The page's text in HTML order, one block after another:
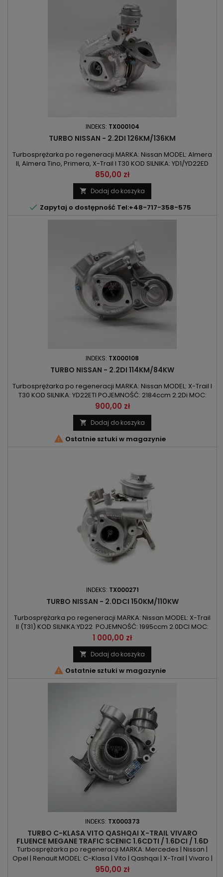
INDEKS: TX000104
TURBO NISSAN - 2.2DI 126KM/136KM
Turbosprężarka po regeneracji MARKA: Nissan MODEL: Almera
II, Almera Tino, Primera, X-Trail I T30 KOD SILNIKA: YD1/YD22ED
POJEMNOŚĆ: 2184ccm 2.2Di MOC: 92kW/126KM / 100kW/136KM
ROK PRODUKCJI: Od 2000r
Cena
850,00 zł
 Dodaj do koszyka
 Zapytaj o dostępność Tel:+48-717-358-575
INDEKS: TX000108
TURBO NISSAN - 2.2DI 114KM/84KW
Turbosprężarka po regeneracji MARKA: Nissan MODEL: X-Trail I
T30 KOD SILNIKA: YD22ETI POJEMNOŚĆ: 2184ccm 2.2Di MOC:
84kW/114KM ROK PRODUKCJI: Od 2001r
Cena
900,00 zł
 Dodaj do koszyka
 Ostatnie sztuki w magazynie
INDEKS: TX000271
TURBO NISSAN - 2.0DCI 150KM/110KW
Turbosprężarka po regeneracji MARKA: Nissan MODEL: X-Trail
II (T31) KOD SILNIKA:YD22 POJEMNOŚĆ: 1995ccm 2.0DCI MOC:
110kW/150KM ROK PRODUKCJI: od 2007r
Cena
1 000,00 zł
 Dodaj do koszyka
 Ostatnie sztuki w magazynie
INDEKS: TX000373
TURBO C-KLASA VITO QASHQAI X-TRAIL VIVARO
FLUENCE MEGANE TRAFIC SCENIC 1.6CDTI / 1.6DCI / 1.6D
Turbosprężarka po regeneracji MARKA: Mercedes | Nissan |
Opel | Renault MODEL: C-Klasa | Vito | Qashqai | X-Trail | Vivaro |
Fluence | Megane | Trafic | Scenic KOD SILNIKA: OM 622.951 | OM
Cena
950,00 zł